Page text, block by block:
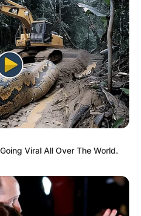
– 1 – 6 – 3 – 5
6 – 9 – 1 – 2 – 5
9 – 5 – 3
4 – 9 – 10 – 7 – 2 – 1 – 5
6 – 2 – 1 – 10 – 9
4 – 2 – 10 – 16 – 3
– 2 – 9 – 16 – 1
9 – 1 – 10 – 2
9 – 3 – 14
15 – 2 – 11
– 9 – 2 – 8Viral All Over The World.